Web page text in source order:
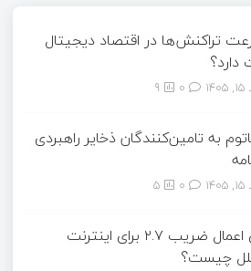
تراکنش‌ها در اقتصاد دیجیتال
9
به تامین‌کنندگان ذخایر راهبردی
5
ماجرای اعمال ضریب ۲.۷ برای اینترنت
چیست؟